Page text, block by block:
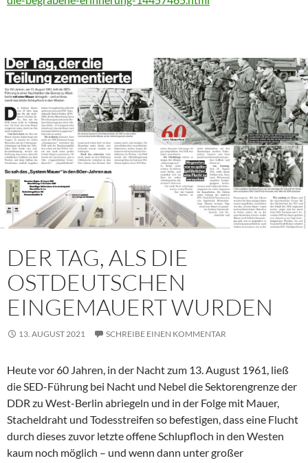
DER TAG, ALS DIE
OSTDEUTSCHEN
EINGEMAUERT WURDEN
13. AUGUST 2021 SCHREIBE EINEN KOMMENTAR
Heute vor 60 Jahren, in der Nacht zum 13. August 1961, ließ
die SED-Führung bei Nacht und Nebel die Sektorengrenze der
DDR zu West-Berlin abriegeln und in der Folge mit Mauer,
Stacheldraht und Todesstreifen so befestigen, dass eine Flucht
durch dieses zuvor letzte offene Schlupfloch in den Westen
kaum noch möglich – und wenn dann unter großer